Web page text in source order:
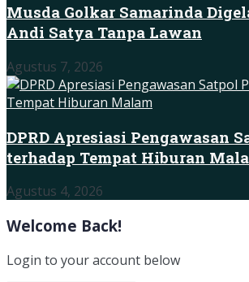
Musda Golkar Samarinda
Andi Satya Tanpa Lawan
Agustus 7, 2026
DPRD Apresiasi Pengawasan
terhadap Tempat Hiburan
Agustus 4, 2026
Welcome Back!
Login to your account below